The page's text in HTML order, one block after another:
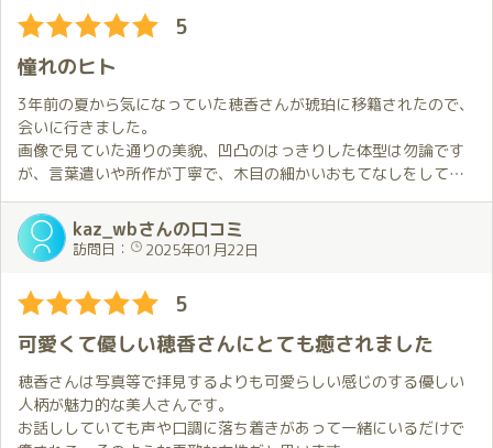
していただき、また残り時間が少なかったにもかかわらずこちら
のわがまま
に応えてくれて、終始癒されました。
合間での会話もこちらが話しやすい状況を上手に作ってくれ、ま
たこちらが
話す事はちゃんと聞いてくれて、恋人同志の様な感じを味わえま
した。
またいつか会いに行きたいです。
でも、その心配は全くの杞憂でした。
ほのかちゃんは相変わらず気高く輝いてましたが、ギュッとした
瞬間から緊張感は解かれ、僕は夢の世界へと導かれて行きました
✨
密着度も高く、ここまでしてくれるの？という驚きもあり、ほの
かちゃんとの時間を堪能することが出来ました。ほのかちゃんも
楽しそうでイキイキとしており、それがまた僕にとってはしあわ
せで、いい時間を過ごしたなと心から思いました😊
なお、噂には聞いていましたが、僕もベッドに到達できませんで
した😖
当初は訪問は２月を予定していましたが、我慢出来ずに前倒し。
でもこれは大成功！
今年も最高のスタートを切ることが出来ました。今年もいい１年
になりそうです✨
(追伸)
ほのかちゃんはとてもきれいな方で、ちょっと近寄りがたい印象
を持つ人もいるかもしれませんが、気さくでおもてなしの精神に
5
憧れのヒト
3年前の夏から気になっていた穂香さんが琥珀に移籍されたので、
会いに行きました。
画像で見ていた通りの美貌、凹凸のはっきりした体型は勿論です
が、言葉遣いや所作が丁寧で、木目の細かいおもてなしをしてい
ただいて、とても感動いたしました。
また、店員さんも機敏で丁寧な対応で、高級店ならではと感じま
した。
正直、お代がもうちょっと手の届きやすい範囲だと良いのです
が、泣く泣くお支払いいたします。
これからも贔屓にさせていただきます。
kaz_wbさんの口コミ
訪問日： 2025年01月22日
5
可愛くて優しい穂香さんにとても癒されました
穂香さんは写真等で拝見するよりも可愛らしい感じのする優しい
人柄が魅力的な美人さんです。
お話ししていても声や口調に落ち着きがあって一緒にいるだけで